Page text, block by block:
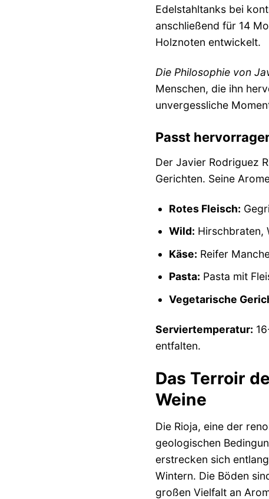
Edelstahltanks bei
anschließend für 14
Holznoten entwickelt.
Die Philosophie von
Menschen, die ihn
unvergessliche
Passt
Der Javier Rodriguez
Gerichten. Seine
Rotes Fleisch:
Wild: Hirschbraten,
Käse: Reifer
Pasta: Pasta mit
Vegetarische
Serviertemperatur:
entfalten.
Das Terroir
Weine
Die Rioja, eine der
geologischen
erstrecken sich
Wintern. Die Böden
großen Vielfalt an